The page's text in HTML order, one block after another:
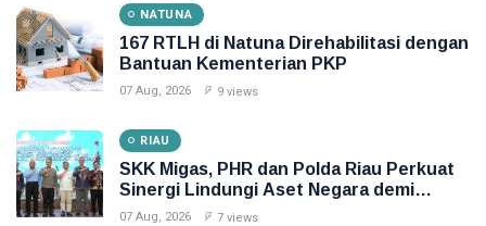
NATUNA
167 RTLH di Natuna Direhabilitasi dengan
Bantuan Kementerian PKP
07 Aug, 2026 9 views
RIAU
SKK Migas, PHR dan Polda Riau Perkuat
Sinergi Lindungi Aset Negara demi
Menjaga Ketahanan Energi Nasional
07 Aug, 2026 7 views